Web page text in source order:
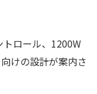
ロール、1200W
けの設計が案内さ